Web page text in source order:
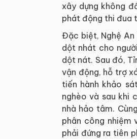
xây dựng không
phát động thi đua
Đặc biệt, Nghệ
dột nhát cho
dột nát. Sau đó,
vận động, hỗ trợ
tiến hành khảo
nghèo và sau khi
nhà hảo tâm.
phân công nhiệm
phải đứng ra tiên